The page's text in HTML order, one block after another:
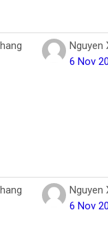
Nguyen
6 Nov
Nguyen
6 Nov